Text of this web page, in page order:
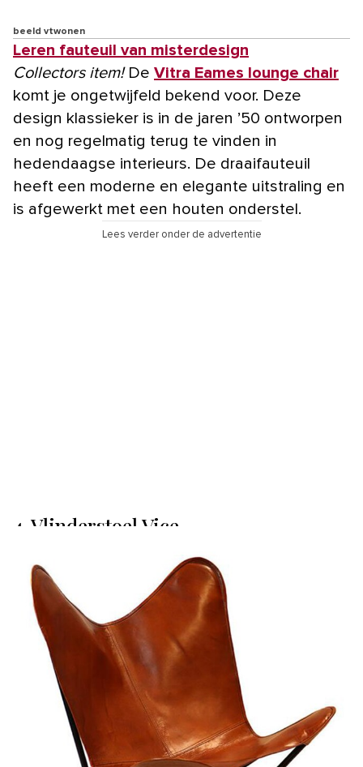
beeld vtwonen
Leren fauteuil van misterdesign
Collectors item!De Vitra Eames lounge chair
komt je ongetwijfeld bekend voor. Deze
design klassieker is in de jaren ’50 ontworpen
en nog regelmatig terug te vinden in
hedendaagse interieurs. De draaifauteuil
heeft een moderne en elegante uitstraling en
is afgewerkt met een houten onderstel.
Lees verder onder de advertentie
4. Vlinderstoel Vice